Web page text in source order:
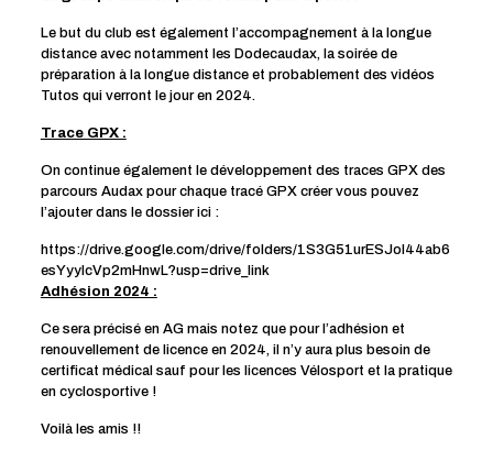
Le but du club est également l’accompagnement à la longue
distance avec notamment les Dodecaudax, la soirée de
préparation à la longue distance et probablement des vidéos
Tutos qui verront le jour en 2024.
Trace GPX :
On continue également le développement des traces GPX des
parcours Audax pour chaque tracé GPX créer vous pouvez
l’ajouter dans le dossier ici :
https://drive.google.com/drive/folders/1S3G51urESJol44ab6
esYyyIcVp2mHnwL?usp=drive_link
Adhésion 2024 :
Ce sera précisé en AG mais notez que pour l’adhésion et
renouvellement de licence en 2024, il n’y aura plus besoin de
certificat médical sauf pour les licences Vélosport et la pratique
en cyclosportive !
Voilà les amis !!